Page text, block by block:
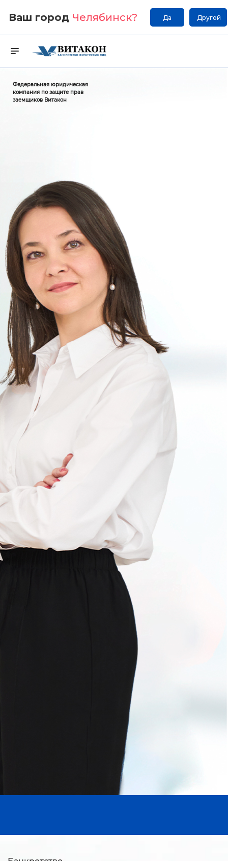
Ваш город Челябинск? Да Другой
Федеральная юридическая
компания по защите прав
заемщиков Витакон